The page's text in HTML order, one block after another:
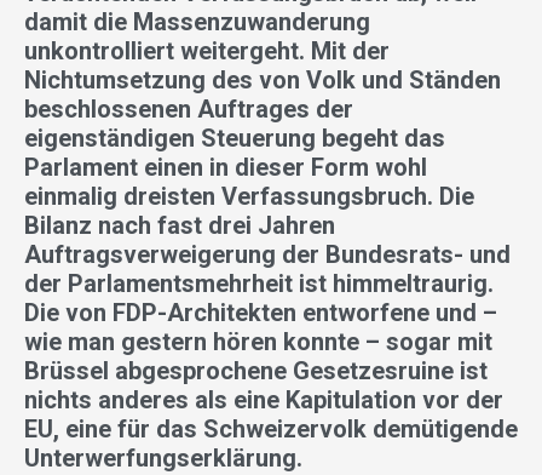
damit die Massenzuwanderung
unkontrolliert weitergeht. Mit der
Nichtumsetzung des von Volk und Ständen
beschlossenen Auftrages der
eigenständigen Steuerung begeht das
Parlament einen in dieser Form wohl
einmalig dreisten Verfassungsbruch. Die
Bilanz nach fast drei Jahren
Auftragsverweigerung der Bundesrats- und
der Parlamentsmehrheit ist himmeltraurig.
Die von FDP-Architekten entworfene und –
wie man gestern hören konnte – sogar mit
Brüssel abgesprochene Gesetzesruine ist
nichts anderes als eine Kapitulation vor der
EU, eine für das Schweizervolk demütigende
Unterwerfungserklärung.